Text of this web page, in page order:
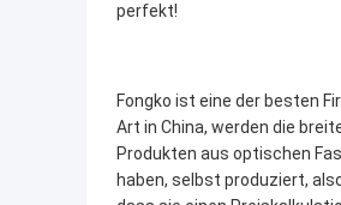
perfekt!
Fongko ist eine der besten
Art in China, werden die
Produkten aus optischen
haben, selbst produziert,